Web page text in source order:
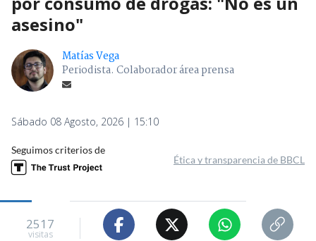
asesino"
Matías Vega
Periodista. Colaborador área prensa
Sábado 08 Agosto, 2026 | 15:10
Seguimos criterios de
Ética y transparencia de BBCL
2517
visitas